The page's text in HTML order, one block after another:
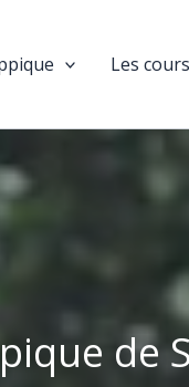
Les cours
de